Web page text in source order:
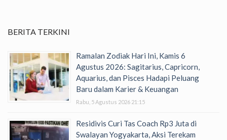
BERITA TERKINI
Ramalan Zodiak Hari Ini, Kamis 6
Agustus 2026: Sagitarius, Capricorn,
Aquarius, dan Pisces Hadapi Peluang
Baru dalam Karier & Keuangan
Rabu, 5 Agustus 2026 21:15
Residivis Curi Tas Coach Rp3 Juta di
Swalayan Yogyakarta, Aksi Terekam